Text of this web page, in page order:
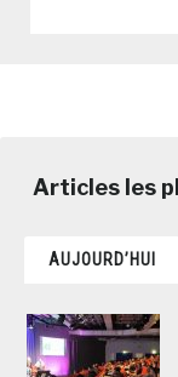
AUJOURD’HUI